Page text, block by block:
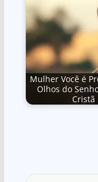
Mulher Você é
Olhos do
Cristã